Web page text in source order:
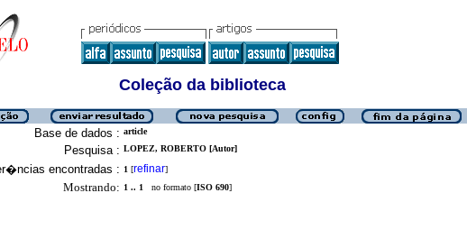
Coleção da biblioteca
Base de dados : article
Pesquisa : LOPEZ, ROBERTO [Autor]
encontradas : 1 [refinar]
Mostrando: 1 .. 1 no formato [ISO 690]